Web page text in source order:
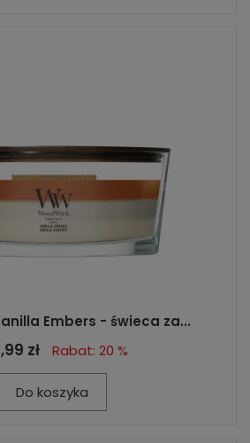
Embers - świeca za...
zł Rabat: 20 %
Do koszyka